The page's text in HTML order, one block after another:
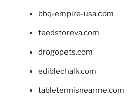
bbq-empire-usa.com
feedstoreva.com
drogopets.com
ediblechalk.com
tabletennisnearme.com